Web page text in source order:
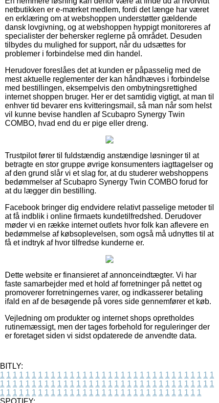
netbutikken er e-mærket medlem, fordi det længe har været
en erklæring om at webshoppen understøtter gældende
dansk lovgivning, og at webshoppen hyppigt monitoreres af
specialister der behersker reglerne på området. Desuden
tilbydes du mulighed for support, når du udsættes for
problemer i forbindelse med din handel.
Herudover foreslåes det at kunden er påpasselig med de
mest aktuelle reglementer der kan håndhæves i forbindelse
med bestillingen, eksempelvis den ombytningsrettighed
internet shoppen bruger. Her er det samtidig vigtigt, at man til
enhver tid bevarer ens kvitteringsmail, så man når som helst
vil kunne bevise handlen af Scubapro Synergy Twin
COMBO, hvad end du er pige eller dreng.
Trustpilot fører til fuldstændig anstændige løsninger til at
betragte en stor gruppe øvrige konsumenters iagttagelser og
af den grund slår vi et slag for, at du studerer webshoppens
bedømmelser af Scubapro Synergy Twin COMBO forud for
at du lægger din bestilling.
Facebook bringer dig endvidere relativt passelige metoder til
at få indblik i online firmaets kundetilfredshed. Derudover
møder vi en række internet outlets hvor folk kan aflevere en
bedømmelse af købsoplevelsen, som også må udnyttes til at
få et indtryk af hvor tilfredse kunderne er.
Dette website er finansieret af annonceindtægter. Vi har
faste samarbejder med et hold af forretninger på nettet og
promoverer forretningernes varer, og indkasserer betaling
ifald en af de besøgende på vores side gennemfører et køb.
Vejledning om produkter og internet shops opretholdes
rutinemæssigt, men der tages forbehold for reguleringer der
er foretaget siden vi sidst opdaterede de anvendte data.
BITLY:
1 1 1 1 1 1 1 1 1 1 1 1 1 1 1 1 1 1 1 1 1 1 1 1 1 1 1 1 1 1 1 1 1 1
1 1 1 1 1 1 1 1 1 1 1 1 1 1 1 1 1 1 1 1 1 1 1 1 1 1 1 1 1 1 1 1 1 1
1 1 1 1 1 1 1 1 1 1 1 1 1 1 1 1 1 1 1 1 1 1 1 1 1 1 1 1 1 1 1 1
SPOTIFY: